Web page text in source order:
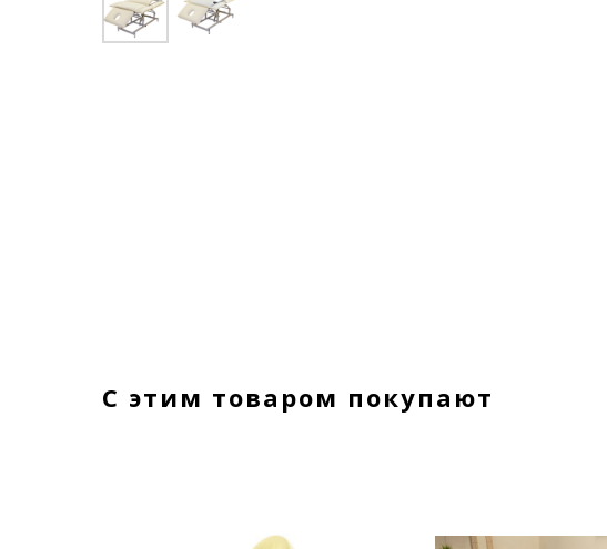
С этим товаром покупают